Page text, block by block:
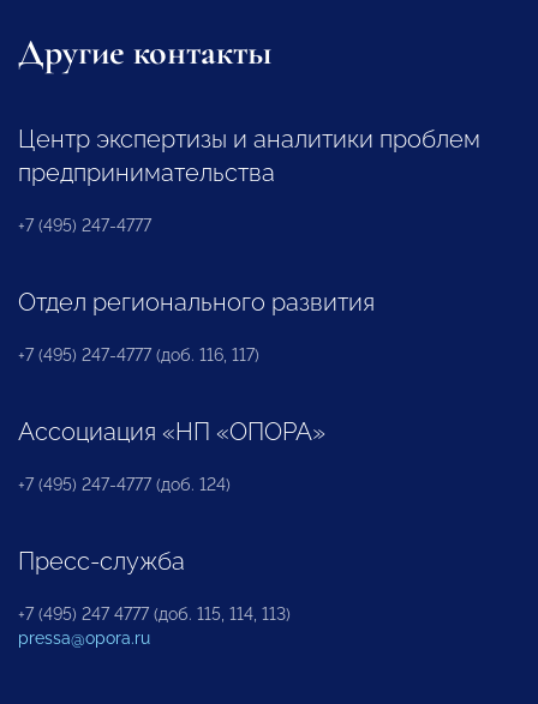
Другие контакты
Центр экспертизы и аналитики проблем
предпринимательства
+7 (495) 247-4777
Отдел регионального развития
+7 (495) 247-4777 (доб. 116, 117)
Ассоциация «НП «ОПОРА»
+7 (495) 247-4777 (доб. 124)
Пресс-служба
+7 (495) 247 4777 (доб. 115, 114, 113)
pressa@opora.ru